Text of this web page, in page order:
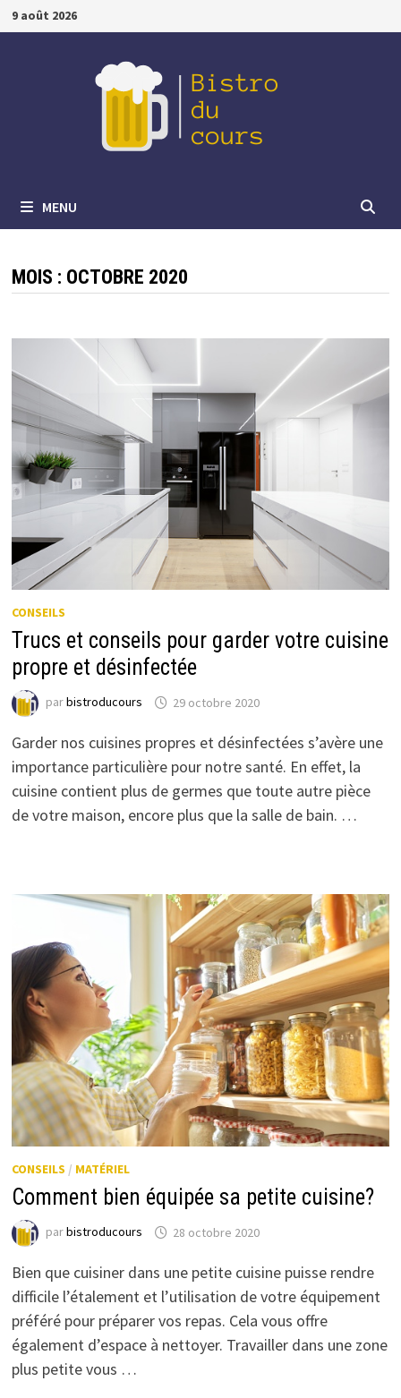
Passer
au
9 août 2026
MENU
MOIS : OCTOBRE 2020
CONSEILS
Trucs et conseils pour garder votre cuisine
propre et désinfectée
parbistroducours 29 octobre 2020
Garder nos cuisines propres et désinfectées s’avère une
importance particulière pour notre santé. En effet, la
cuisine contient plus de germes que toute autre pièce
de votre maison, encore plus que la salle de bain. …
CONSEILS / MATÉRIEL
Comment bien équipée sa petite cuisine?
parbistroducours 28 octobre 2020
Bien que cuisiner dans une petite cuisine puisse rendre
difficile l’étalement et l’utilisation de votre équipement
préféré pour préparer vos repas. Cela vous offre
également d’espace à nettoyer. Travailler dans une zone
plus petite vous …